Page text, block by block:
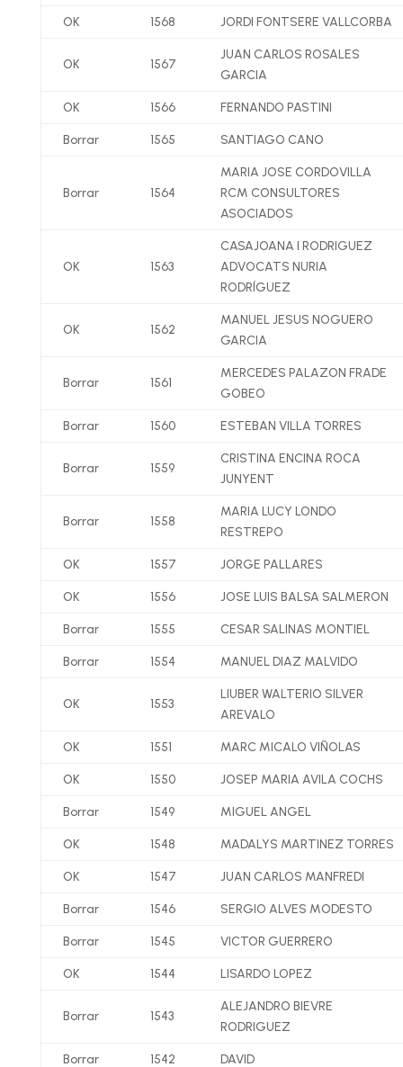
OK 1568 JORDI FONTSERE VALLCORBA
OK 1567
JUAN CARLOS ROSALES
GARCIA
OK 1566 FERNANDO PASTINI
Borrar 1565 SANTIAGO CANO
Borrar 1564
MARIA JOSE CORDOVILLA
RCM CONSULTORES
ASOCIADOS
OK 1563
CASAJOANA I RODRIGUEZ
ADVOCATS NURIA
RODRÍGUEZ
OK 1562
MANUEL JESUS NOGUERO
GARCIA
Borrar 1561
MERCEDES PALAZON FRADE
GOBEO
Borrar 1560 ESTEBAN VILLA TORRES
Borrar 1559
CRISTINA ENCINA ROCA
JUNYENT
Borrar 1558
MARIA LUCY LONDO
RESTREPO
OK 1557 JORGE PALLARES
OK 1556 JOSE LUIS BALSA SALMERON
Borrar 1555 CESAR SALINAS MONTIEL
Borrar 1554 MANUEL DIAZ MALVIDO
OK 1553
LIUBER WALTERIO SILVER
AREVALO
OK 1551 MARC MICALO VIÑOLAS
OK 1550 JOSEP MARIA AVILA COCHS
Borrar 1549 MIGUEL ANGEL
OK 1548 MADALYS MARTINEZ TORRES
OK 1547 JUAN CARLOS MANFREDI
Borrar 1546 SERGIO ALVES MODESTO
Borrar 1545 VICTOR GUERRERO
OK 1544 LISARDO LOPEZ
Borrar 1543
ALEJANDRO BIEVRE
RODRIGUEZ
Borrar 1542 DAVID